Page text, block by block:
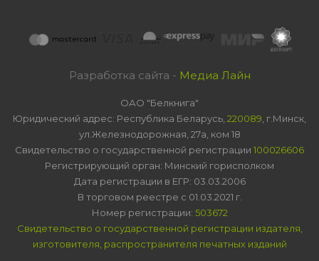
Разработка сайта - Медиа Лайн
ОАО "Белкнига"
Юридический адрес: Республика Беларусь, 220089 , г.Минск,
ул.Железнодорожная, 27а, ком 18
Свидетельство о государственной регистрации 100026606
Регистрирующий орган: Минский горисполком
Дата регистрации в ЕГР: 03.03.2006
В торговом реестре с 01.03.2021 г.
Номер регистрации: 503672
Свидетельство о государственной регистрации издателя,
изготовителя, распространителя печатных изданий